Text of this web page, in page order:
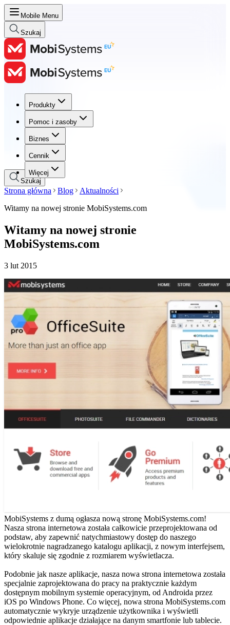
Mobile Menu
Szukaj
Produkty
Pomoc i zasoby
Biznes
Cennik
Więcej
Produkty
Pomoc i zasoby
Biznes
Cennik
Szukaj
Strona główna Blog
Aktualności
Witamy na nowej stronie MobiSystems.com
Witamy na nowej stronie
MobiSystems.com
3 lut 2015
MobiSystems z dumą ogłasza nową stronę MobiSystems.com!
Nasza strona internetowa została całkowicie przeprojektowana od
podstaw, aby zapewnić natychmiastowy dostęp do naszego
wielokrotnie nagradzanego katalogu aplikacji, z nowym interfejsem,
który skaluje się zgodnie z rozmiarem wyświetlacza.
Podobnie jak nasze aplikacje, nasza nowa strona internetowa została
specjalnie zaprojektowana do pracy na praktycznie każdym
dostępnym mobilnym systemie operacyjnym, od Androida przez
iOS po Windows Phone. Co więcej, nowa strona MobiSystems.com
automatycznie wykryje urządzenie użytkownika i wyświetli
odpowiednie aplikacje działające na danym smartfonie lub tablecie.